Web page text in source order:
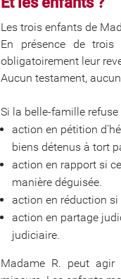
Les trois enfants de
En présence de
obligatoirement leur
Aucun testament,
Si la belle-famille
action en pétition
biens détenus à tort
action en rapport si
manière déguisée.
action en réduction
action en partage
judiciaire.
Madame R. peut